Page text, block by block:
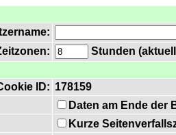
Stunden
ID: 178159
Daten am Ende der
Kurze